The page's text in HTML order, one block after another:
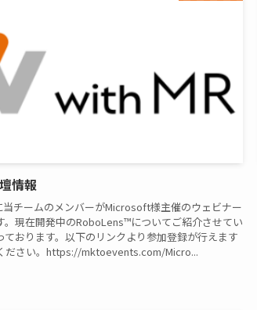
情報
当チームのメンバーがMicrosoft様主催のウェビナー
。現在開発中のRoboLens™についてご紹介させてい
ております。以下のリンクより参加登録が行えます
ださい。https://mktoevents.com/Micro...